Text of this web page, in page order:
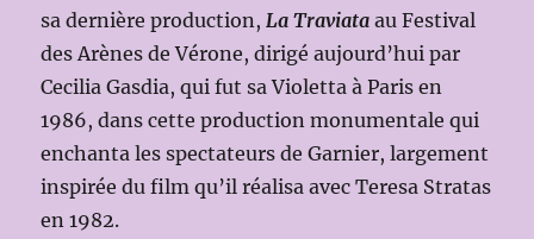
sa dernière production, La Traviata au Festival
des Arènes de Vérone, dirigé aujourd’hui par
Cecilia Gasdia, qui fut sa Violetta à Paris en
1986, dans cette production monumentale qui
enchanta les spectateurs de Garnier, largement
inspirée du film qu’il réalisa avec Teresa Stratas
en 1982.